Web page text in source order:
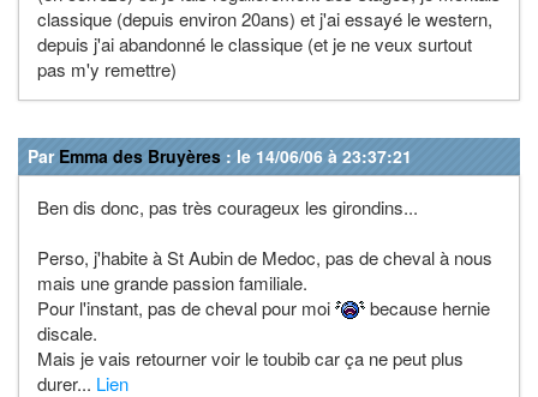
classique (depuis environ 20ans) et j'ai essayé le western,
depuis j'ai abandonné le classique (et je ne veux surtout
pas m'y remettre)
Par Emma des Bruyères : le 14/06/06 à 23:37:21
Ben dis donc, pas très courageux les girondins...
Perso, j'habite à St Aubin de Medoc, pas de cheval à nous
mais une grande passion familiale.
Pour l'instant, pas de cheval pour moi
because hernie
discale.
Mais je vais retourner voir le toubib car ça ne peut plus
durer... Lien